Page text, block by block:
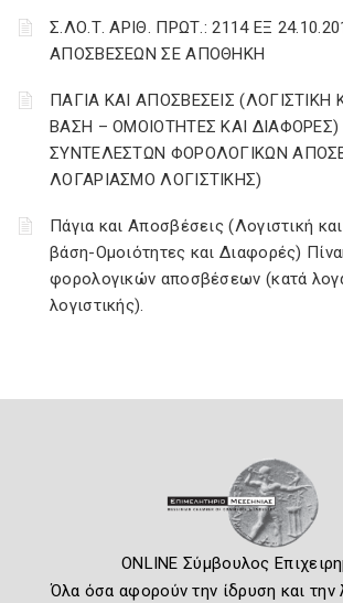
Σ.ΛΟ.Τ. ΑΡΙΘ. ΠΡΩΤ.: 2114 ΕΞ
ΑΠΟΣΒΕΣΕΩΝ ΣΕ ΑΠΟΘΗΚΗ
ΠΑΓΙΑ ΚΑΙ ΑΠΟΣΒΕΣΕΙΣ (ΛΟΓΙΣΤΙΚΗ
ΒΑΣΗ – ΟΜΟΙΟΤΗΤΕΣ ΚΑΙ
ΣΥΝΤΕΛΕΣΤΩΝ ΦΟΡΟΛΟΓΙΚΩΝ
ΛΟΓΑΡΙΑΣΜΟ ΛΟΓΙΣΤΙΚΗΣ)
Πάγια και Αποσβέσεις (Λογιστική
βάση-Ομοιότητες και Διαφορές)
φορολογικών αποσβέσεων (κατά
λογιστικής).
ONLINE Σύμβουλος
Όλα όσα αφορούν την ίδρυση και την